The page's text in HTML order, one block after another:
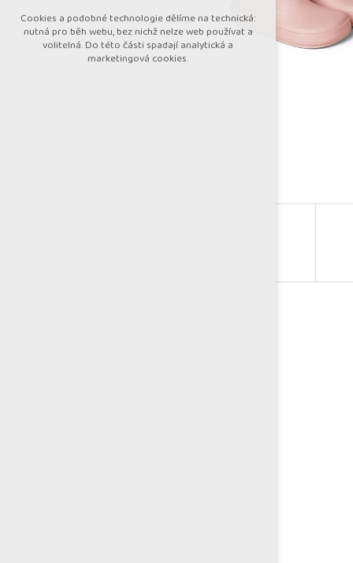
Přijmout všechny cookies
Odmítnout vše
Cookies a podobné technologie dělíme na technická:
nutná pro běh webu, bez nichž nelze web používat a
volitelná. Do této části spadají analytická a
marketingová cookies.